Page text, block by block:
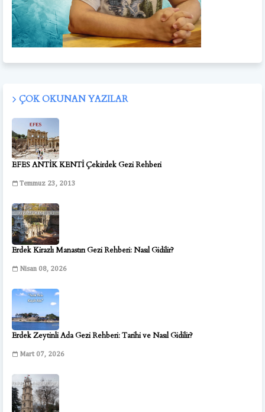
ÇOK OKUNAN YAZILAR
EFES ANTİK KENTİ Çekirdek Gezi Rehberi
Temmuz 23, 2013
Erdek Kirazlı Manastırı Gezi Rehberi: Nasıl Gidilir?
Nisan 08, 2026
Erdek Zeytinli Ada Gezi Rehberi: Tarihi ve Nasıl Gidilir?
Mart 07, 2026